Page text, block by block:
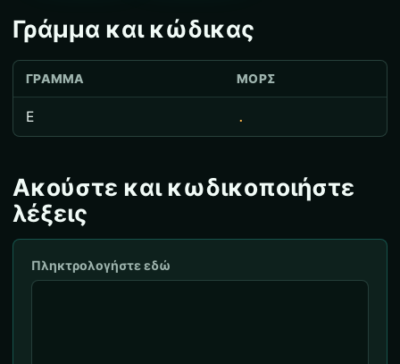
Γράμμα και κώδικας
ΓΡΆΜΜΑ ΜΟΡΣ
Ε .
Ακούστε και κωδικοποιήστε
λέξεις
Πληκτρολογήστε εδώ